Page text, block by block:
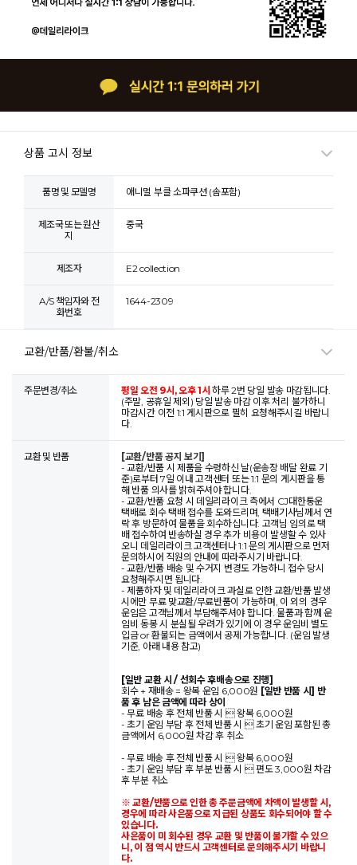
상품 고시 정보
품명 및 모델명 애니멀 부클 소파쿠션 (솜포함)
제조국 또는 원산
지
중국
제조자 E2 collection
A/S 책임자와 전
화번호
1644-2309
교환/반품/환불/취소
주문변경/취소 평일 오전 9시, 오후 1시하루 2번 당일 발송 마감됩니다.
(주말, 공휴일 제외) 당일 발송 마감 이후 처리 불가하니
마감시간 이전 1:1 게시판으로 필히 요청해주시길 바랍니
다.
교환 및 반품
[교환/반품 공지 보기]
- 교환/반품 시 제품을 수령하신 날(운송장 배달 완료 기
준)로부터 7일 이내 고객센터 또는 1:1 문의 게시판을 통
해 반품 의사를 밝혀주셔야 합니다.
- 교환/반품 요청 시 데일리라이크 측에서 CJ대한통운
택배로 회수 택배 접수를 도와드리며, 택배기사님께서 연
락 후 방문하여 물품을 회수하십니다. 고객님 임의로 택
배 접수하여 반송하실 경우 추가 비용이 발생할 수 있사
오니 데일리라이크 고객센터나 1:1 문의 게시판으로 먼저
문의하시어 직원의 안내에 따라주시기 바랍니다.
- 교환/반품 배송 및 수거지 변경도 가능하니 접수 당시
요청해주시면 됩니다.
- 제품하자 및 데일리라이크 과실로 인한 교환/반품 발생
시에만 무료 맞교환/무료반품이 가능하며, 이 외의 경우
운임은 고객님께서 부담해주셔야 합니다. 물품과 함께 운
임비 동봉 시 분실될 우려가 있기에 이 경우 운임비 별도
입금 or 환불되는 금액에서 공제 가능합니다. (운임 발생
기준, 아래 내용 참고)
[일반 교환 시 / 선회수 후배송으로 진행]
회수 + 재배송 = 왕복 운임 6,000원 [일반 반품 시] 반
품 후 남은 금액에 따라 상이
- 무료 배송 후 전체 반품 시  왕복 6,000원
- 초기 운임 부담 후 전체 반품 시  초기 운임 포함된 총
금액에서 6,000원 차감 후 취소
- 무료 배송 후 전체 반품 시  왕복 6,000원
- 초기 운임 부담 후 부분 반품 시  편도 3,000원 차감
후 부분 취소
※ 교환/반품으로 인한 총 주문금액에 차액이 발생할 시,
경우에 따라 사은품으로 지급된 상품도 회수되어야 할 수
있습니다.
사은품이 미 회수된 경우 교환 및 반품이 불가할 수 있으
니, 이 점 역시 반드시 고객센터로 문의해주시기 바랍니
다.